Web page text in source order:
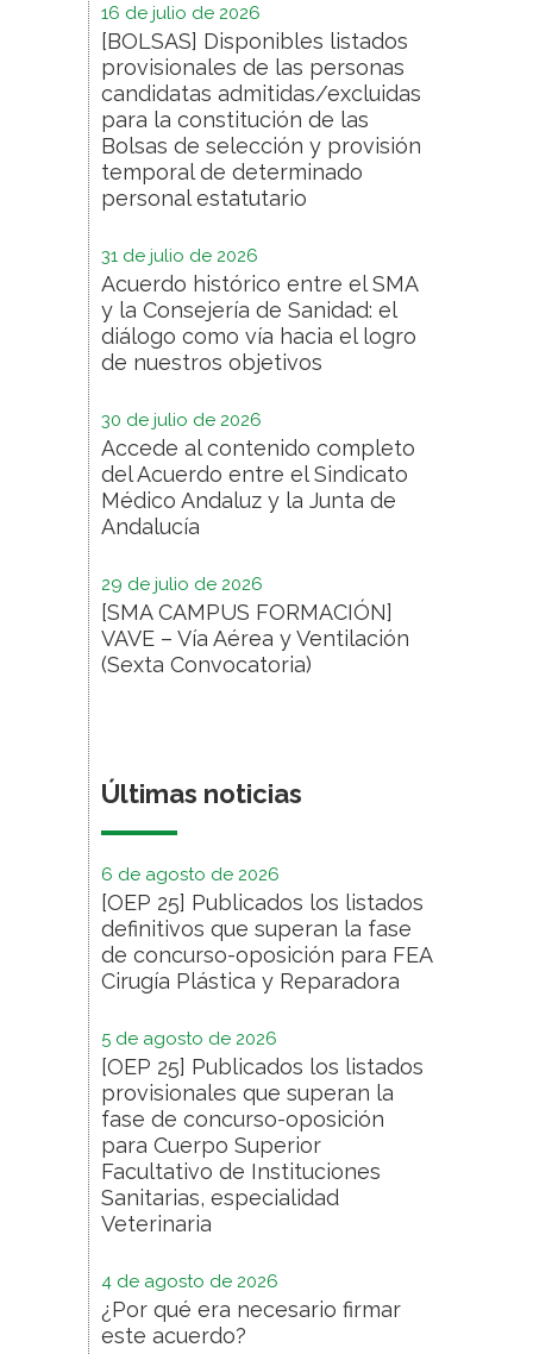
16 de julio de 2026
[BOLSAS] Disponibles listados
provisionales de las personas
candidatas admitidas/excluidas
para la constitución de las
Bolsas de selección y provisión
temporal de determinado
personal estatutario
31 de julio de 2026
Acuerdo histórico entre el SMA
y la Consejería de Sanidad: el
diálogo como vía hacia el logro
de nuestros objetivos
30 de julio de 2026
Accede al contenido completo
del Acuerdo entre el Sindicato
Médico Andaluz y la Junta de
Andalucía
29 de julio de 2026
[SMA CAMPUS FORMACIÓN]
VAVE – Vía Aérea y Ventilación
(Sexta Convocatoria)
Últimas noticias
6 de agosto de 2026
[OEP 25] Publicados los listados
definitivos que superan la fase
de concurso-oposición para FEA
Cirugía Plástica y Reparadora
5 de agosto de 2026
[OEP 25] Publicados los listados
provisionales que superan la
fase de concurso-oposición
para Cuerpo Superior
Facultativo de Instituciones
Sanitarias, especialidad
Veterinaria
4 de agosto de 2026
¿Por qué era necesario firmar
este acuerdo?